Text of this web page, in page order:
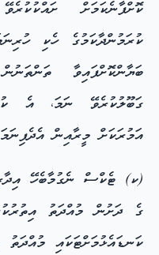
ކޮށްފާނެކަމަށް
ކުރަމުންދާކަމުގެ ހެކި
ބަޔާންކޮށްފައިވާ
ގަބޫލުކުރެވޭ ނަމަ، އެ
އަމުރަކަށް މީރާއިން
ގެ ދަށުން މުއްދަތު
ކަނޑައެޅުމަށްޓަކައި